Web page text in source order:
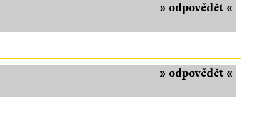
» odpovědět «
» odpovědět «